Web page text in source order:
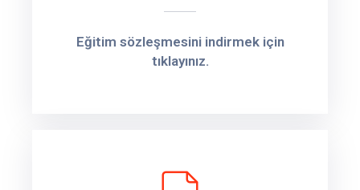
Eğitim sözleşmesini indirmek için
tıklayınız.